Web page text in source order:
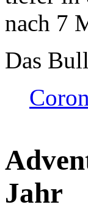
nach 7
Das
Jahr